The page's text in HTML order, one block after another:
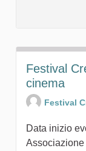
Festival
cinema
Festival
Data inizio